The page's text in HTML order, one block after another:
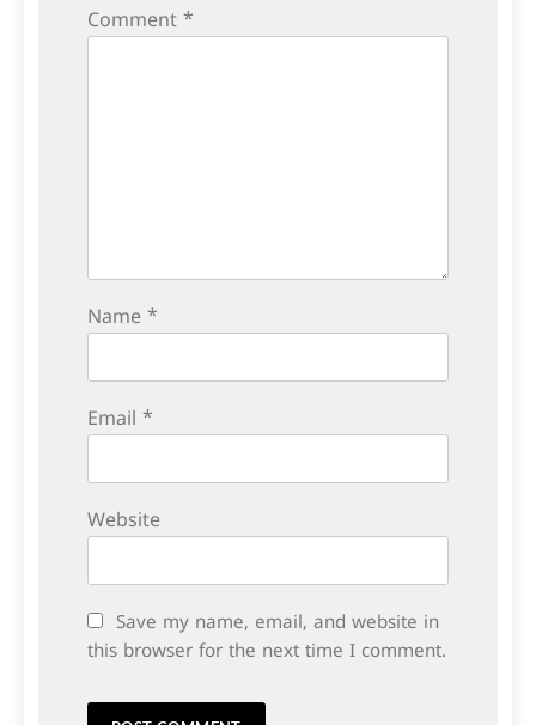
Comment *
Name *
Email *
Website
Save my name, email, and website in
this browser for the next time I comment.